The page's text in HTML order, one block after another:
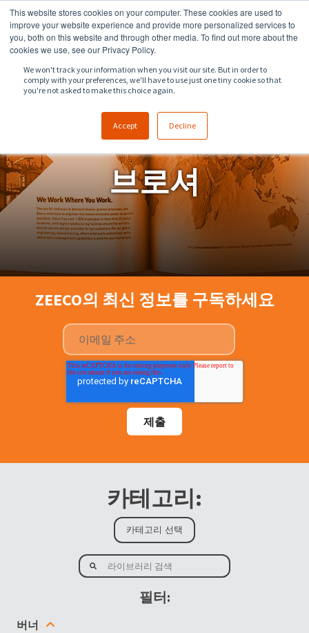
This website stores cookies on your computer. These cookies are used to
improve your website experience and provide more personalized services to
you, both on this website and through other media. To find out more about the
cookies we use, see our Privacy Policy.
We won't track your information when you visit our site. But in order to
comply with your preferences, we'll have to use just one tiny cookie so that
you're not asked to make this choice again.
Accept Decline
918.258.8551 sales@zeeco.com
브로셔
ZEECO의 최신 정보를 구독하세요
카테고리:
필터:
버너